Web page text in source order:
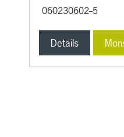
060230602--5
Details